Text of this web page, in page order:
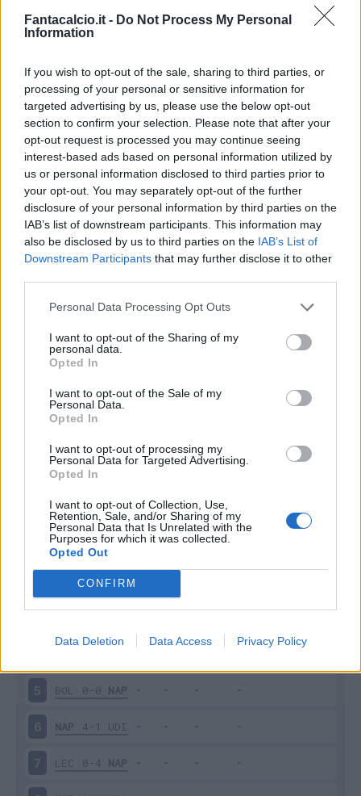
Fantacalcio.it - Do Not Process My Personal
Information
If you wish to opt-out of the sale, sharing to third parties, or
processing of your personal or sensitive information for
targeted advertising by us, please use the below opt-out
section to confirm your selection. Please note that after your
opt-out request is processed you may continue seeing
interest-based ads based on personal information utilized by
us or personal information disclosed to third parties prior to
your opt-out. You may separately opt-out of the further
disclosure of your personal information by third parties on the
IAB’s list of downstream participants. This information may
also be disclosed by us to third parties on the IAB’s List of
Downstream Participants that may further disclose it to other
Personal Data Processing Opt Outs
I want to opt-out of the Sharing of my
personal data.
Opted In
I want to opt-out of the Sale of my
Personal Data.
Opted In
I want to opt-out of processing my
Personal Data for Targeted Advertising.
Opted In
I want to opt-out of Collection, Use,
Retention, Sale, and/or Sharing of my
Personal Data that Is Unrelated with the
Purposes for which it was collected.
Opted Out
CONFIRM
Data Deletion Data Access Privacy Policy
Classic Mantra
Riepilogo stagione
Titolare
Entrato 12 - 31%
Scarica riepilogo
stagionale
Scarica
Giornata VotoFV Entrato Uscito Bonus/Malus
FRO 1-3 NAP
2-0 SAS
5 BOL 0-0 NAP
6 NAP 4-1 UDI
7 LEC 0-4 NAP